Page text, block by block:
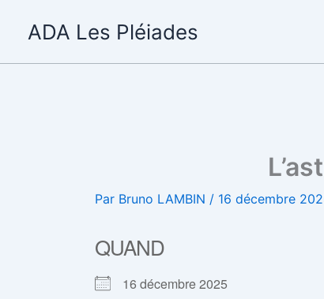
ADA Les Pléiades
Par Bruno LAMBIN / 16 décembre
QUAND
16 décembre 2025